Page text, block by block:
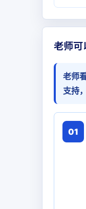
老师可
老师
支持
01